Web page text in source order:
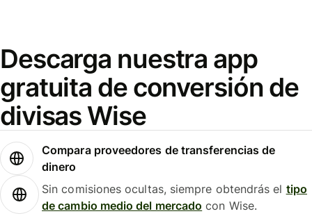
Descarga nuestra app
gratuita de conversión de
divisas Wise
Compara proveedores de transferencias de
dinero
Sin comisiones ocultas, siempre obtendrás el tipo
de cambio medio del mercado con Wise.